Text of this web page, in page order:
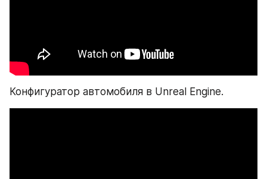
Конфигуратор автомобиля в Unreal Engine.